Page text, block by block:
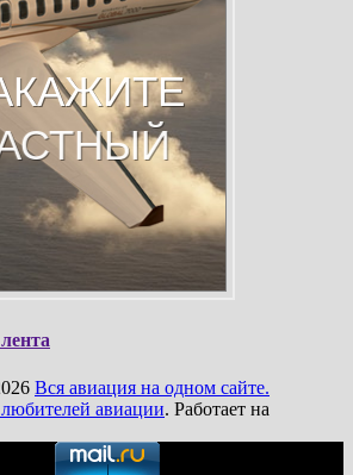
Вся авиация на одном сайте.
авиации. Работает на